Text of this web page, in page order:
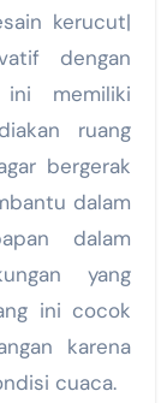
kerucut|
dengan
ini memiliki
ruang
bergerak
dalam
dalam
yang
ini cocok
karena
cuaca.